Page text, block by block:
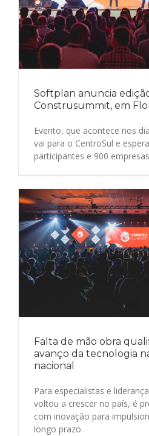
Softplan anuncia
Construsummit, em
Evento, que acontece nos
vai para o CentroSul e
participantes e 900
Falta de mão obra
avanço da tecnologia
nacional
Para especialistas e
voltou a crescer no país, é
com inovação para
longo prazo.